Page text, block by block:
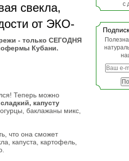
свекла,
от ЭКО-
- только СЕГОДНЯ
Кубани.
Теперь можно
капусту
баклажаны микс,
что она сможет
капуста, картофель,
с